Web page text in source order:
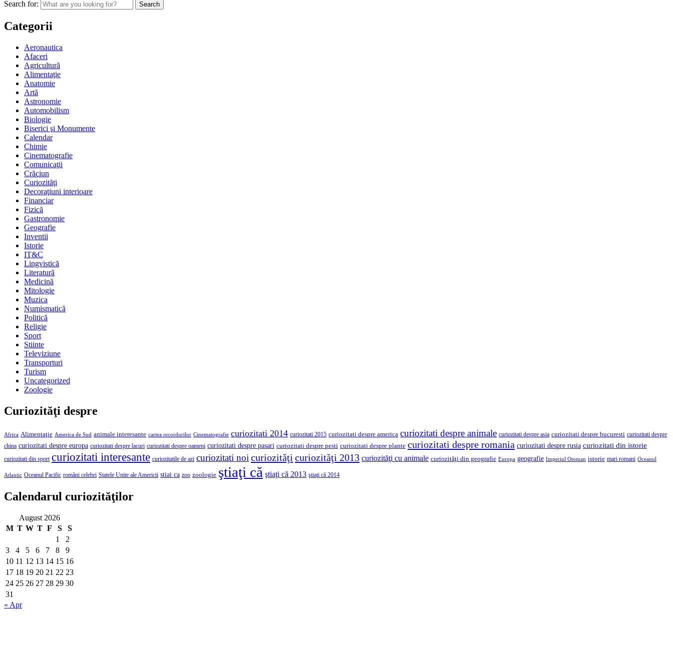
Search for:
Categorii
Aeronautica
Afaceri
Agricultură
Alimentaţie
Anatomie
Artă
Astronomie
Automobilism
Biologie
Biserici şi Monumente
Calendar
Chimie
Cinematografie
Comunicaţii
Crăciun
Curiozităţi
Decoraţiuni interioare
Financiar
Fizică
Gastronomie
Geografie
Inventii
Istorie
IT&C
Lingvistică
Literatură
Medicină
Mitologie
Muzica
Numismatică
Politică
Religie
Sport
Stiinte
Televiziune
Transporturi
Turism
Uncategorized
Zoologie
Curiozităţi despre
Africa Alimentaţie America de Sud animale interesante cartea recordurilor Cinematografie curiozitati 2014 curiozitati 2015 curiozitati despre america curiozitati despre animale curiozitati despre asia curiozitati despre bucuresti curiozitati despre
china curiozitati despre europa curiozitati despre lacuri curiozitati despre oameni curiozitati despre pasari curiozitati despre pesti curiozitati despre plante curiozitati despre romania curiozitati despre rusia curiozitati din istorie
curiozitati din sport curiozitati interesante curiozitatile de azi curiozitati noi curiozităţi curiozităţi 2013 curiozităţi cu animale curiozităţi din geografie Europa geografie Imperiul Otoman istorie mari romani Oceanul
Atlantic Oceanul Pacific români celebri Statele Unite ale Americii stiai ca zoo zoologie ştiaţi că ştiaţi că 2013 ştiaţi că 2014
Calendarul curiozităţilor
August 2026
M T W T F S
S
1
2
3
4 5 6 7 8
9
10 11 12 13 14 15 16
17 18 19 20 21 22 23
24 25 26 27 28 29 30
31
« Apr